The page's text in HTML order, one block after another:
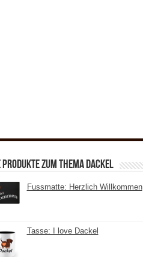
zum Thema Dackel
Fussmatte: Herzlich Willkommen
Tasse: I love Dackel